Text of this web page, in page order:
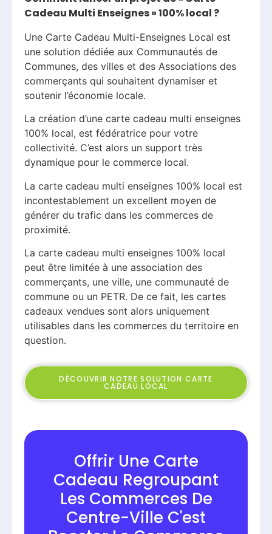
Cadeau Multi Enseignes » 100% local ?
Une Carte Cadeau Multi-Enseignes Local est
une solution dédiée aux Communautés de
Communes, des villes et des Associations des
commerçants qui souhaitent dynamiser et
soutenir l’économie locale.
La création d’une carte cadeau multi enseignes
100% local, est fédératrice pour votre
collectivité. C’est alors un support très
dynamique pour le commerce local.
La carte cadeau multi enseignes 100% local est
incontestablement un excellent moyen de
générer du trafic dans les commerces de
proximité.
La carte cadeau multi enseignes 100% local
peut être limitée à une association des
commerçants, une ville, une communauté de
commune ou un PETR. De ce fait, les cartes
cadeaux vendues sont alors uniquement
utilisables dans les commerces du territoire en
question.
DÉCOUVRIR NOTRE SOLUTION CARTE
CADEAU LOCAL
Offrir Une Carte
Cadeau Regroupant
Les Commerces De
Centre-Ville C'est